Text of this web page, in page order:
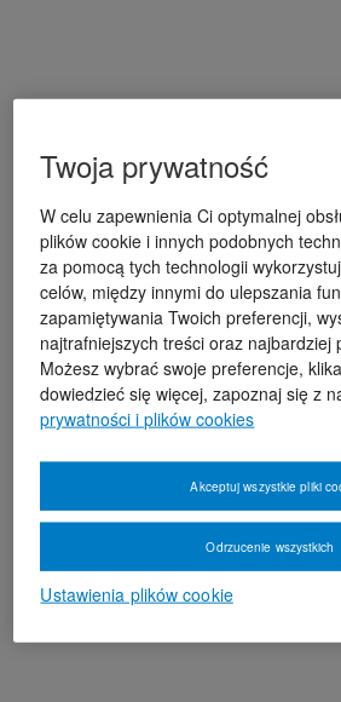
Twoja prywatność
W celu zapewnienia Ci optymalnej
plików cookie i innych podobnych
za pomocą tych technologii
celów, między innymi do ulepszania
zapamiętywania Twoich preferencji,
najtrafniejszych treści oraz najbardziej
Możesz wybrać swoje preferencje,
dowiedzieć się więcej, zapoznaj się z
prywatności i plików cookies
Ustawienia plików cookie
Odrzucenie wszystkich
Akceptuj wszystkie pliki